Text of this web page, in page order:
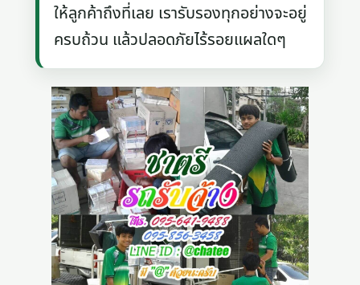
ให้ลูกค้าถึงที่เลย เรารับรองทุกอย่างจะอยู่
ครบถ้วน แล้วปลอดภัยไร้รอยแผลใดๆ